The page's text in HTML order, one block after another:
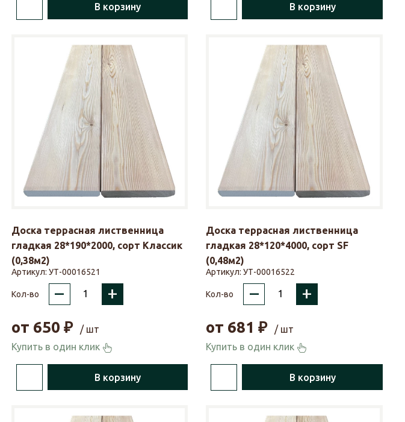
В корзину В корзину
Доска террасная лиственница
гладкая 28*190*2000, сорт Классик
(0,38м2)
Артикул: УТ-00016521
Кол-во – +
от 650 ₽
/ шт
Купить в один клик
В корзину
Доска террасная лиственница
гладкая 28*120*4000, сорт SF
(0,48м2)
Артикул:УТ-00016522
Кол-во – +
от 681 ₽
/ шт
Купить в один клик
В корзину